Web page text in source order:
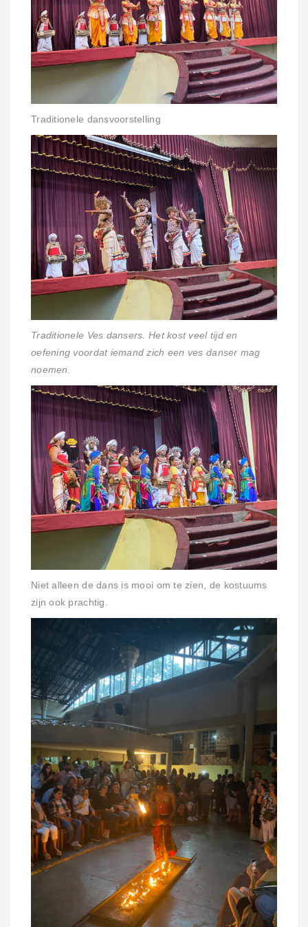
Traditionele dansvoorstelling
Traditionele Ves dansers. Het kost veel tijd en
oefening voordat iemand zich een ves danser mag
noemen.
Niet alleen de dans is mooi om te zien, de kostuums
zijn ook prachtig.